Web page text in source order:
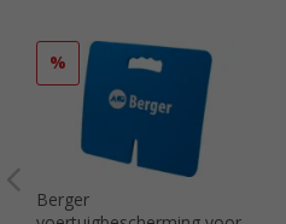
%
Berger